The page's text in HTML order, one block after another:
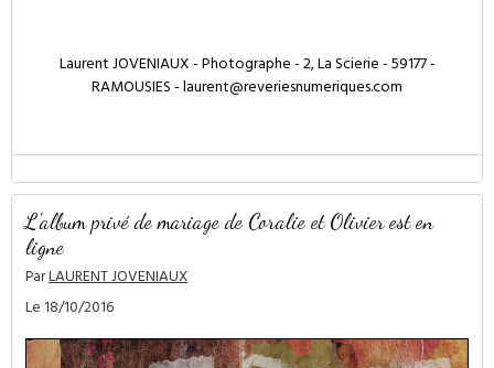
Laurent JOVENIAUX - Photographe - 2, La Scierie - 59177 -
RAMOUSIES - laurent@reveriesnumeriques.com
L'album privé de mariage de Coralie et Olivier est en
ligne
ParLAURENT JOVENIAUX
Le 18/10/2016